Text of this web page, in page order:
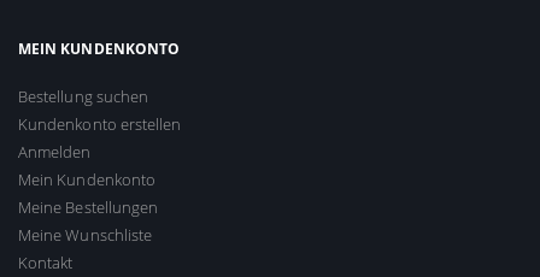
MEIN KUNDENKONTO
Bestellung suchen
Kundenkonto erstellen
Anmelden
Mein Kundenkonto
Meine Bestellungen
Meine Wunschliste
Kontakt